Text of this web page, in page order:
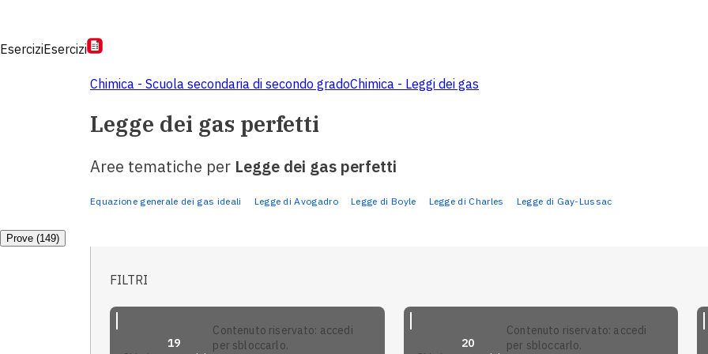
EserciziEsercizi
Chimica - Scuola secondaria di secondo gradoChimica - Leggi dei gas
Legge dei gas perfetti
Aree tematiche per Legge dei gas perfetti
Equazione generale dei gas ideali Legge di Avogadro Legge di Boyle Legge di Charles Legge di Gay-Lussac
Prove (149)
FILTRI
19
contenuto riservato: accedi
per sbloccarlo.
20
contenuto riservato: accedi
per sbloccarlo.